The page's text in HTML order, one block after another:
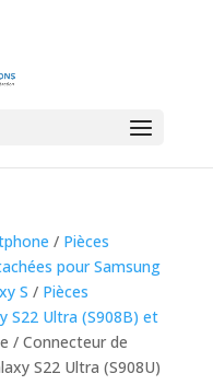
/ Pièces
pour Samsung
S / Pièces
S22 Ultra (S908B) et
/ Connecteur de
S22 Ultra (S908U)